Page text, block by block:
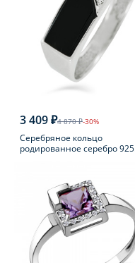
3 409 ₽4 870 ₽-30%
Серебряное кольцо
родированное серебро 925